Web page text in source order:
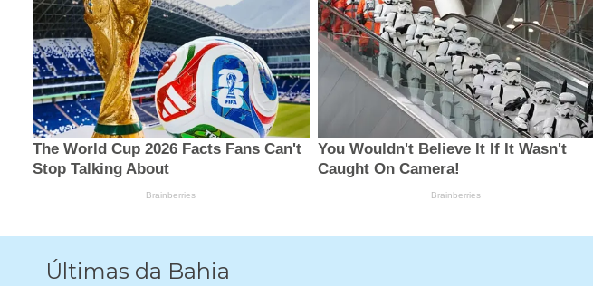
Últimas da Bahia